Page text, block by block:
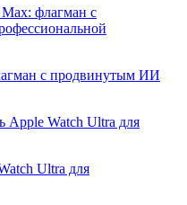
с продвинутым ИИ
Ultra для